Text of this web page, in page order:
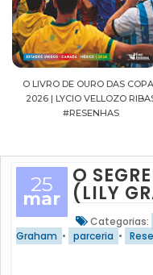
O LIVRO DE OURO DAS
2026 | LYCIO VELLOZO
#RESENHAS
25
mar
O
(LILY
Categorias:
Graham • parceria •